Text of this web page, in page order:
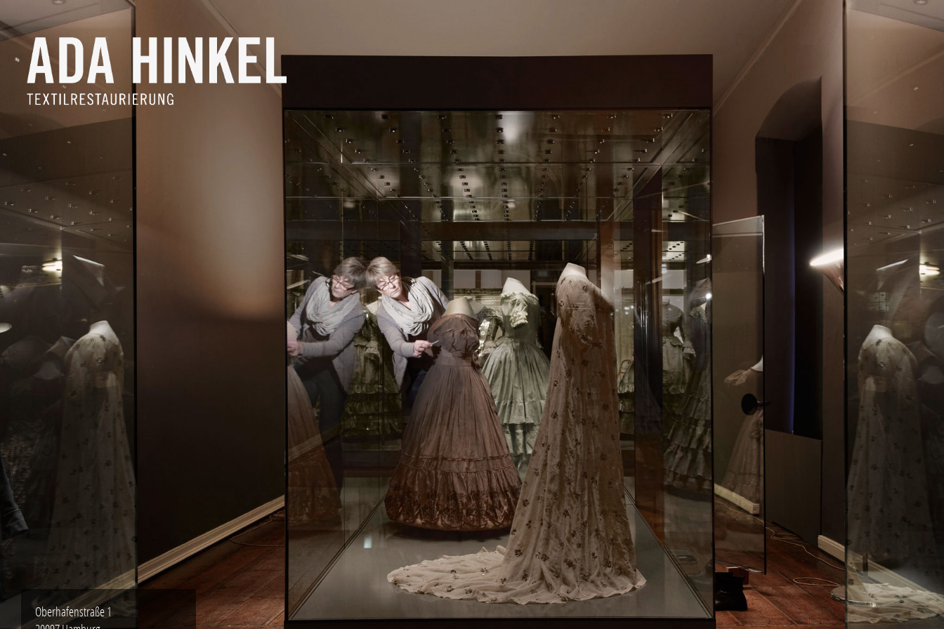
Oberhafenstraße 1